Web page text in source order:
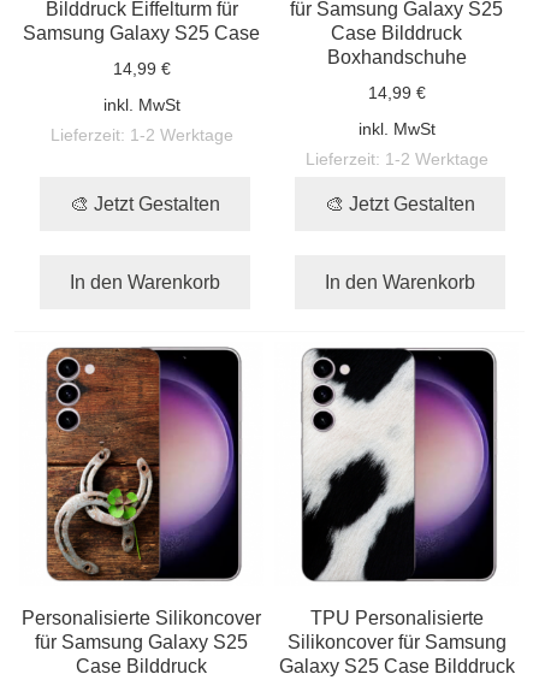
Bilddruck Eiffelturm für
Samsung Galaxy S25 Case
14,99 €
inkl. MwSt
Lieferzeit: 1-2 Werktage
🎨 Jetzt Gestalten
In den Warenkorb
für Samsung Galaxy S25
Case Bilddruck
Boxhandschuhe
14,99 €
inkl. MwSt
Lieferzeit: 1-2 Werktage
🎨 Jetzt Gestalten
In den Warenkorb
Personalisierte Silikoncover
für Samsung Galaxy S25
Case Bilddruck
TPU Personalisierte
Silikoncover für Samsung
Galaxy S25 Case Bilddruck